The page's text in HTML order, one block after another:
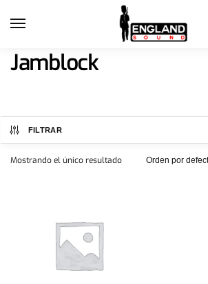
Jamblock
FILTRAR
Mostrando el único resultado